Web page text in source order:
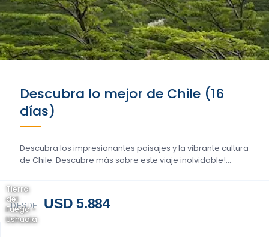
Descubra lo mejor de Chile (16
días)
Descubra los impresionantes paisajes y la vibrante cultura
de Chile. Descubre más sobre este viaje inolvidable!...
DESDE USD 5.884
Tierra
del
Fuego -
Ushuaia